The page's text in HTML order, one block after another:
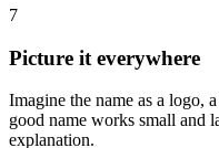
7
Picture it everywhere
Imagine the name as a logo,
good name works small and
explanation.